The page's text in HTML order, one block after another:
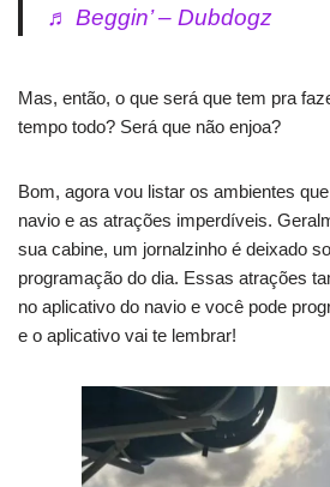
♬ Beggin’ – Dubdogz
Mas, então, o que será que tem pra
tempo todo? Será que não enjoa?
Bom, agora vou listar os ambientes
navio e as atrações imperdíveis.
sua cabine, um jornalzinho é deixado
programação do dia. Essas atrações
no aplicativo do navio e você pode
e o aplicativo vai te lembrar!